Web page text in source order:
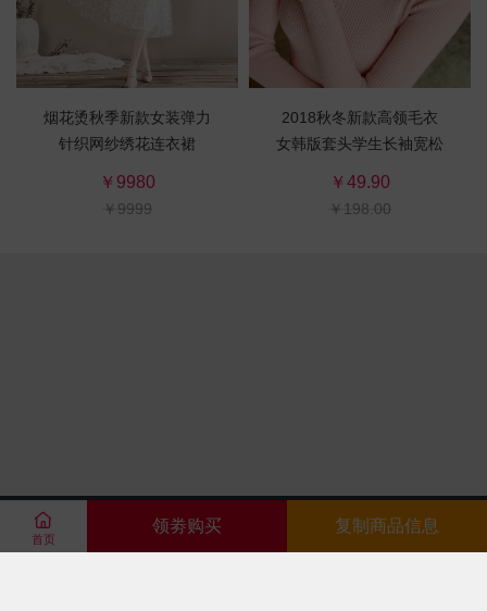

首页
领劵购买 复制商品信息
烟花烫秋季新款女装弹力
针织网纱绣花连衣裙
￥9980
￥9999
2018秋冬新款高领毛衣
女韩版套头学生长袖宽松
￥49.90
￥198.00
       123-4567890